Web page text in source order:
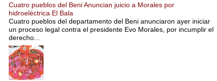
Cuatro pueblos del Beni Anuncian juicio a Morales por
hidroeléctrica El Bala
Cuatro pueblos del departamento del Beni anunciaron ayer iniciar
un proceso legal contra el presidente Evo Morales, por incumplir el
derecho...